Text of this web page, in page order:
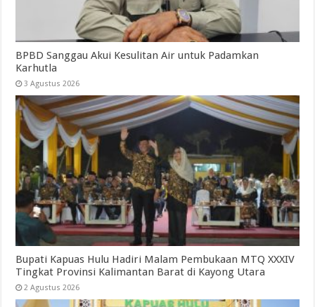
BPBD Sanggau Akui Kesulitan Air untuk Padamkan
Karhutla
3 Agustus 2026
Bupati Kapuas Hulu Hadiri Malam Pembukaan MTQ XXXIV
Tingkat Provinsi Kalimantan Barat di Kayong Utara
2 Agustus 2026